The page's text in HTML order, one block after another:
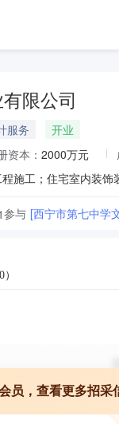
限公司
服务
开业
资本： 2000万元
参与 [西宁市第七中学
）
员，查看更多招采